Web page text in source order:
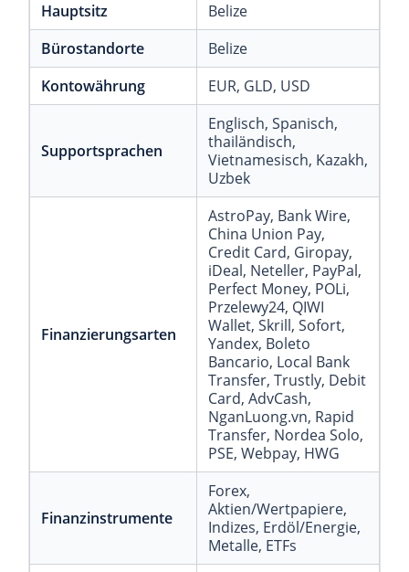
Hauptsitz
Belize
Bürostandorte
Belize
Kontowährung
EUR, GLD, USD
Supportsprachen
Englisch, Spanisch,
thailändisch,
Vietnamesisch, Kazakh,
Uzbek
Finanzierungsarten
AstroPay, Bank Wire,
China Union Pay,
Credit Card, Giropay,
iDeal, Neteller, PayPal,
Perfect Money, POLi,
Przelewy24, QIWI
Wallet, Skrill, Sofort,
Yandex, Boleto
Bancario, Local Bank
Transfer, Trustly, Debit
Card, AdvCash,
NganLuong.vn, Rapid
Transfer, Nordea Solo,
PSE, Webpay, HWG
Finanzinstrumente
Forex,
Aktien/Wertpapiere,
Indizes, Erdöl/Energie,
Metalle, ETFs